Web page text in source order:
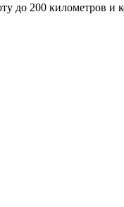
до 200 километров